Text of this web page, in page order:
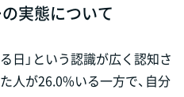
実態について
日」という認識が広く認知さ
人が26.0%いる一方で、自分